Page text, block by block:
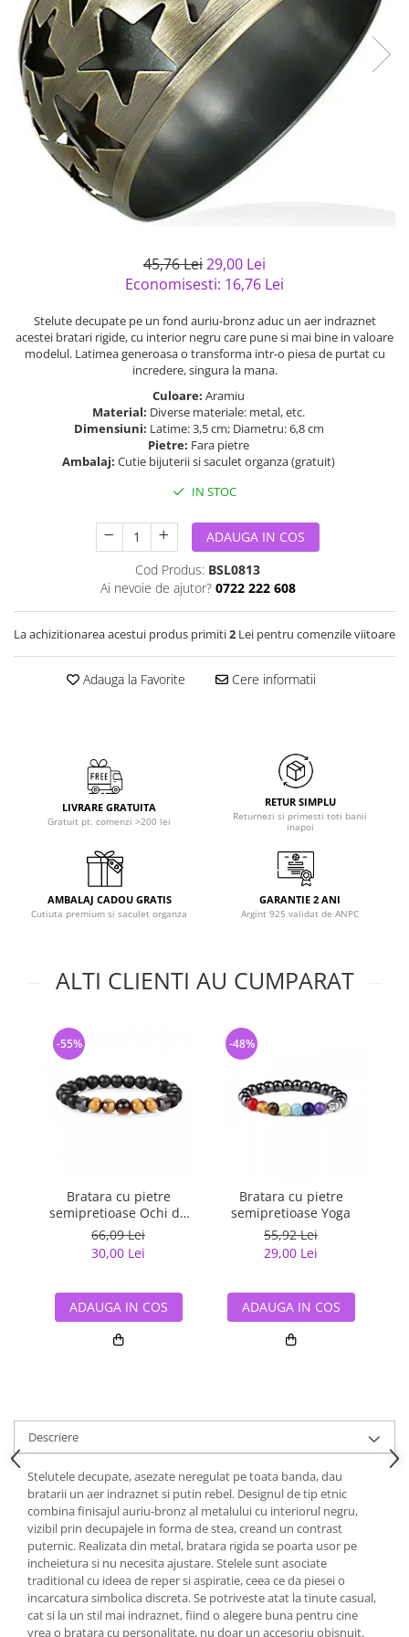
semipretioase
Bijuterii argint placat cu aur
Bijuterii argint cu diverse
materiale
Bijuterii argint cu murano
Bijuterii de Lux
Bijuterii gotice si rock
Bijuterii Handmade
Bijuterii fantezie
Casete si cutii de bijuterii
Bijuterii tungsten
Accesorii Piele
45,76 Lei29,00 Lei
Economisesti: 16,76 Lei
Stelute decupate pe un fond auriu-bronz aduc un aer indraznet
acestei bratari rigide, cu interior negru care pune si mai bine in valoare
modelul. Latimea generoasa o transforma intr-o piesa de purtat cu
incredere, singura la mana.
Culoare: Aramiu
Material: Diverse materiale: metal, etc.
Dimensiuni: Latime: 3,5 cm; Diametru: 6,8 cm
Pietre: Fara pietre
Ambalaj: Cutie bijuterii si saculet organza (gratuit)
IN STOC
ADAUGA IN COS
Cod Produs: BSL0813
Ai nevoie de ajutor? 0722 222 608
La achizitionarea acestui produs primiti2 Lei pentru comenzile viitoare
Adauga la Favorite Cere informatii
LIVRARE GRATUITA
Gratuit pt. comenzi >200 lei
RETUR SIMPLU
Returnezi si primesti toti banii
inapoi
AMBALAJ CADOU GRATIS
Cutiuta premium si saculet organza
GARANTIE 2 ANI
Argint 925 validat de ANPC
ALTI CLIENTI AU CUMPARAT
Bratara cu pietre
semipretioase Ochi de
Tigru
66,09 Lei
30,00 Lei
-55%
ADAUGA IN COS
Bratara cu pietre
semipretioase Yoga
55,92 Lei
29,00 Lei
-48%
ADAUGA IN COS
Descriere
Stelutele decupate, asezate neregulat pe toata banda, dau
bratarii un aer indraznet si putin rebel. Designul de tip etnic
combina finisajul auriu-bronz al metalului cu interiorul negru,
vizibil prin decupajele in forma de stea, creand un contrast
puternic. Realizata din metal, bratara rigida se poarta usor pe
incheietura si nu necesita ajustare. Stelele sunt asociate
traditional cu ideea de reper si aspiratie, ceea ce da piesei o
incarcatura simbolica discreta. Se potriveste atat la tinute casual,
cat si la un stil mai indraznet, fiind o alegere buna pentru cine
vrea o bratara cu personalitate, nu doar un accesoriu obisnuit.